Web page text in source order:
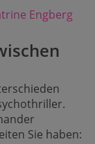
Engberg
Sie haben: